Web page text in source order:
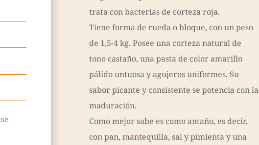
|
trata con bacterias de corteza roja.
Tiene forma de rueda o bloque, con un peso
de 1,5-4 kg. Posee una corteza natural de
tono castaño, una pasta de color amarillo
pálido untuosa y agujeros uniformes. Su
sabor picante y consistente se potencia con la
maduración.
Como mejor sabe es como antaño, es decir,
con pan, mantequilla, sal y pimienta y una